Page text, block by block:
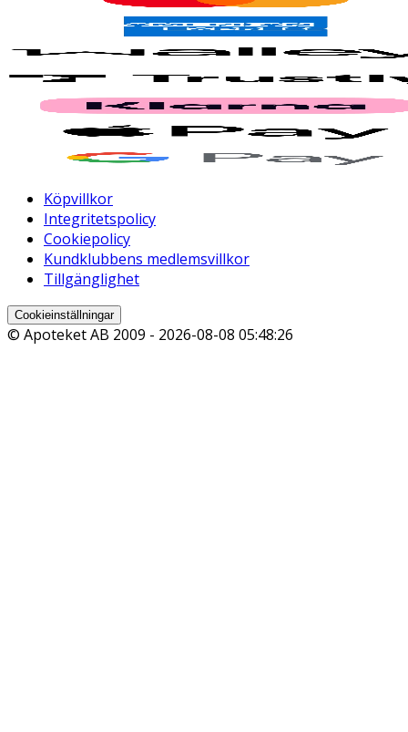
Köpvillkor
Integritetspolicy
Cookiepolicy
Kundklubbens medlemsvillkor
Tillgänglighet
Cookieinställningar
© Apoteket AB 2009 - 2026-08-08 05:48:26